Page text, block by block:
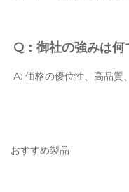
Q：御社の強みは何
A: 価格の優位性、高品質
おすすめ製品